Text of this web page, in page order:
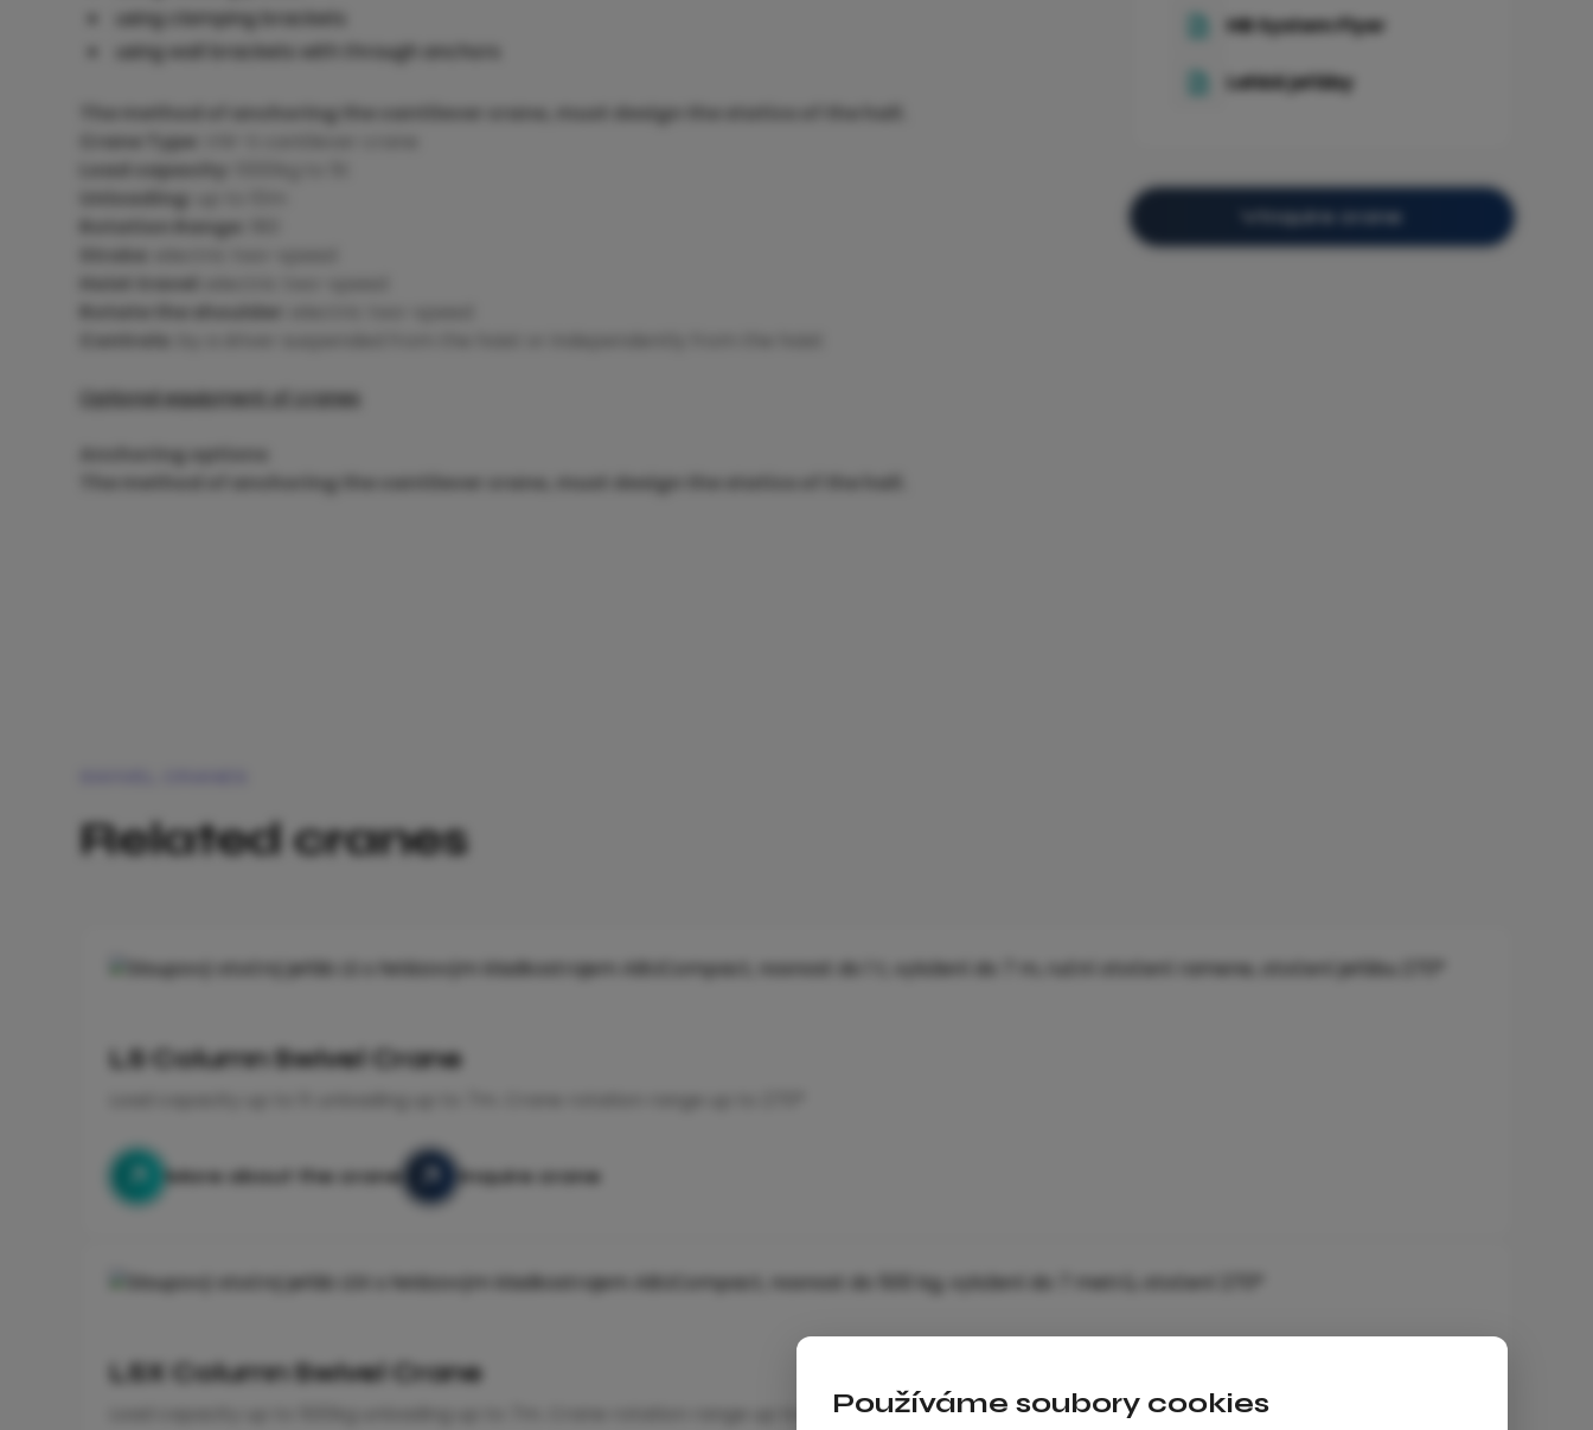
using clamping brackets
using wall brackets with through anchors
The method of anchoring the cantilever crane, must design the statics of the hall.
Crane Type:
Load capacity:
Unloading:
Rotation Range:
Optional equipment of cranes
Anchoring options
The method of anchoring the cantilever crane, must design the statics of the hall.
HB System Flyer
Lehké jeřáby
Inquire crane
Related cranes
LS Column Swivel Crane
More about the crane Inquire crane
LSX Column Swivel Crane
Load capacity up to 500kg unloading up to 7m. Crane rotation range up to 270°Používáme soubory cookies